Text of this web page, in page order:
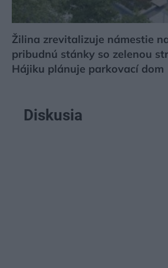
Žilina zrevitalizuje námestie
pribudnú stánky so zelenou
Hájiku plánuje parkovací dom
Diskusia